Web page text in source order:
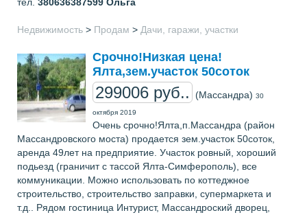
тел. 380636387599 Ольга
Недвижимость > Продам > Дачи, гаражи, участки
Срочно!Низкая цена!
Ялта,зем.участок 50соток
299006 руб.. (Массандра) 30
октября 2019
Очень срочно!Ялта,п.Массандра (район
Массандровского моста) продается зем.участок 50соток,
аренда 49лет на предприятие. Участок ровный, хороший
подьезд (граничит с тассой Ялта-Симферополь), все
коммуникации. Можно использовать по коттеджное
строительство, строительство заправки, супермаркета и
т.д.. Рядом гостиница Интурист, Массандроский дворец,